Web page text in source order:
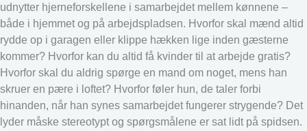
udnytter hjerneforskellene i samarbejdet mellem kønnene –
både i hjemmet og på arbejdspladsen. Hvorfor skal mænd altid
rydde op i garagen eller klippe hækken lige inden gæsterne
kommer? Hvorfor kan du altid få kvinder til at arbejde gratis?
Hvorfor skal du aldrig spørge en mand om noget, mens han
skruer en pære i loftet? Hvorfor føler hun, de taler forbi
hinanden, når han synes samarbejdet fungerer strygende? Det
lyder måske stereotypt og spørgsmålene er sat lidt på spidsen.